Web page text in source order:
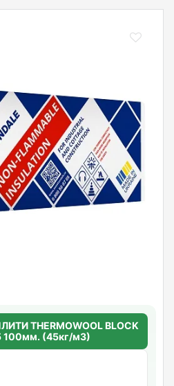
THERMOWOOL BLOCK
100мм. (45кг/м3)